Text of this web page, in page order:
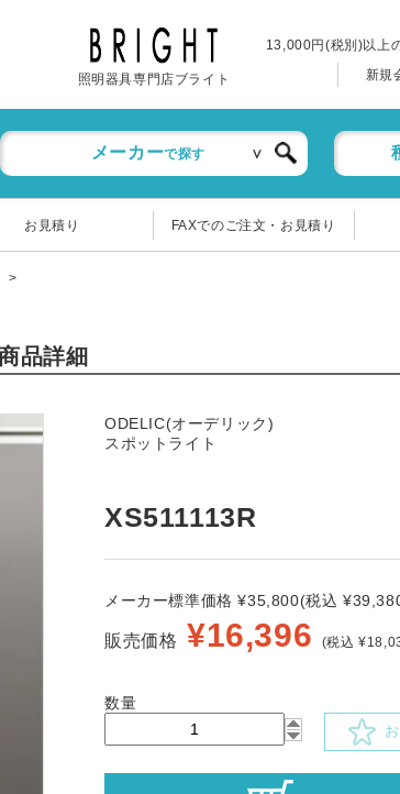
照明器具専門店ブライト
13,000円(税別)以上
新規
メーカーで探す
お見積り FAXでのご注文・お見積り
品詳細
ODELIC(オーデリック)
スポットライト
XS511113R
メーカー標準価格 ¥35,800(税込
販売価格 ¥16,396 (税込
数量
お